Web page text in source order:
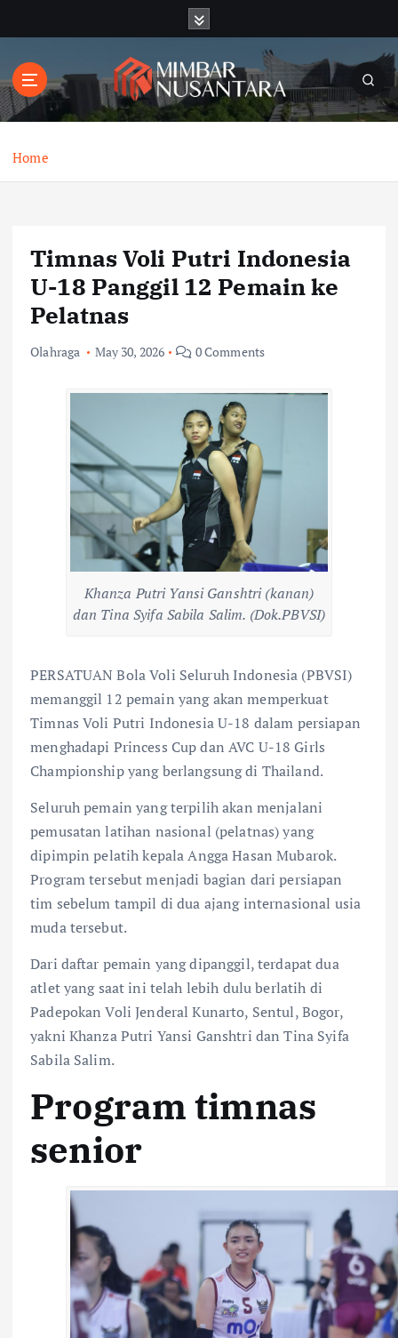
t
o
Home
Timnas Voli Putri Indonesia
U-18 Panggil 12 Pemain ke
Pelatnas
Olahraga May 30, 2026 0 Comments
Khanza Putri Yansi Ganshtri (kanan)
dan Tina Syifa Sabila Salim. (Dok.PBVSI)
PERSATUAN Bola Voli Seluruh Indonesia (PBVSI)
memanggil 12 pemain yang akan memperkuat
Timnas Voli Putri Indonesia U-18 dalam persiapan
menghadapi Princess Cup dan AVC U-18 Girls
Championship yang berlangsung di Thailand.
Seluruh pemain yang terpilih akan menjalani
pemusatan latihan nasional (pelatnas) yang
dipimpin pelatih kepala Angga Hasan Mubarok.
Program tersebut menjadi bagian dari persiapan
tim sebelum tampil di dua ajang internasional usia
muda tersebut.
Dari daftar pemain yang dipanggil, terdapat dua
atlet yang saat ini telah lebih dulu berlatih di
Padepokan Voli Jenderal Kunarto, Sentul, Bogor,
yakni Khanza Putri Yansi Ganshtri dan Tina Syifa
Sabila Salim.
Program timnas
senior